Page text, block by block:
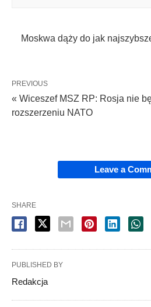
Moskwa dąży do jak
PREVIOUS
« Wiceszef MSZ RP: Rosja nie
rozszerzeniu NATO
Leave a
SHARE
PUBLISHED BY
Redakcja